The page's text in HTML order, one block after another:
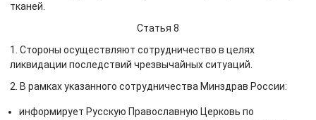
тканей.
Статья 8
1. Стороны осуществляют сотрудничество в целях
ликвидации последствий чрезвычайных ситуаций.
2. В рамках указанного сотрудничества Минздрав России:
информирует Русскую Православную Церковь по